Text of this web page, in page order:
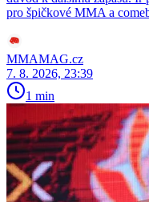
pro špičkové MMA a
MMAMAG.cz
7. 8. 2026, 23:39
1 min